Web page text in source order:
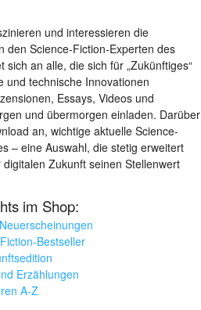
und interessieren die
den Science-Fiction-Experten des
an alle, die sich für „Zukünftiges“
und technische Innovationen
Essays, Videos und
und übermorgen einladen. Darüber
an, wichtige aktuelle Science-
– eine Auswahl, die stetig erweitert
Zukunft seinen Stellenwert
im Shop:
Bestseller
Erzählungen
A-Z